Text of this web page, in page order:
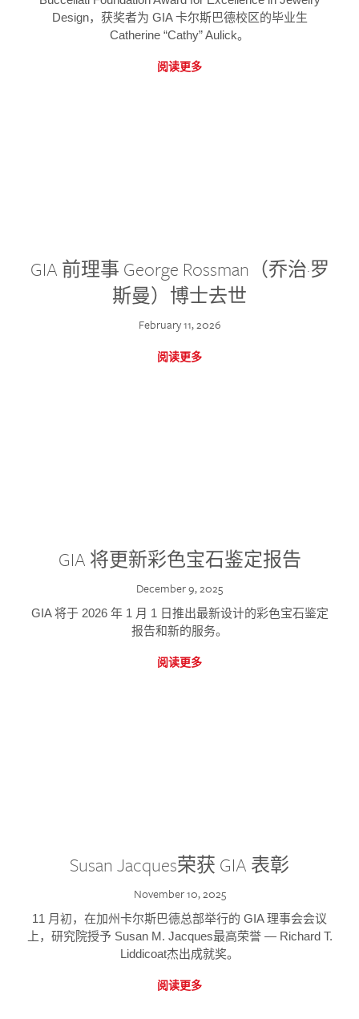
Design，获奖者为 GIA 卡尔斯巴德校区的毕业生
Catherine “Cathy” Aulick。
阅读更多
GIA 前理事 George Rossman（乔治·罗
斯曼）博士去世
February 11, 2026
阅读更多
GIA 将更新彩色宝石鉴定报告
December 9, 2025
GIA 将于 2026 年 1 月 1 日推出最新设计的彩色宝石鉴定
报告和新的服务。
阅读更多
Susan Jacques荣获 GIA 表彰
November 10, 2025
11 月初，在加州卡尔斯巴德总部举行的 GIA 理事会会议
上，研究院授予 Susan M. Jacques最高荣誉 — Richard T.
Liddicoat杰出成就奖。
阅读更多